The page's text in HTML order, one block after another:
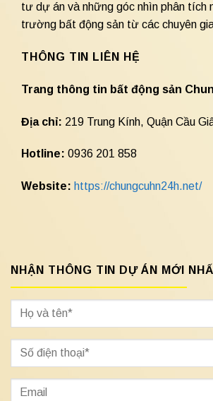
tư dự án và những góc nhìn phân tích
trường bất động sản từ các chuyên
THÔNG TIN LIÊN HỆ
Trang thông tin bất động sản
Địa chỉ: 219 Trung Kính, Quận Cầu
Hotline: 0936 201 858
Website: https://chungcuhn24h.net/
NHẬN THÔNG TIN DỰ ÁN MỚI